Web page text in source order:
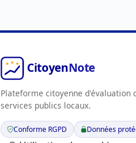
Plateforme citoyenne d'évaluation
services publics locaux.
Conforme RGPD Données